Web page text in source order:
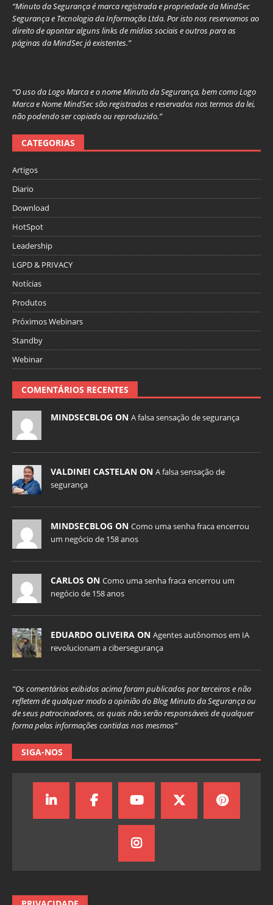
“Minuto da Segurança é marca registrada e propriedade da MindSec
Segurança e Tecnologia da Informação Ltda. Por isto nos reservamos ao
direito de apontar alguns links de mídias sociais e outros para as
páginas da MindSec já existentes.”
“O uso da Logo Marca e o nome Minuto da Segurança, bem como Logo
Marca e Nome MindSec são registrados e reservados nos termos da lei,
não podendo ser copiado ou reproduzido.”
CATEGORIAS
Artigos
Diario
Download
HotSpot
Leadership
LGPD & PRIVACY
Notícias
Produtos
Próximos Webinars
Standby
Webinar
COMENTÁRIOS RECENTES
MINDSECBLOG ON A falsa sensação de segurança
VALDINEI CASTELAN ON A falsa sensação de
segurança
MINDSECBLOG ON Como uma senha fraca encerrou
um negócio de 158 anos
CARLOS ON Como uma senha fraca encerrou um
negócio de 158 anos
EDUARDO OLIVEIRA ON Agentes autônomos em IA
revolucionam a cibersegurança
“Os comentários exibidos acima foram publicados por terceiros e não
refletem de qualquer modo a opinião do Blog Minuto da Segurança ou
de seus patrocinadores, os quais não serão responsáveis de qualquer
forma pelas informações contidas nos mesmos”
SIGA-NOS